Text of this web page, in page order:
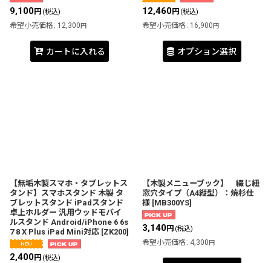
9,100円 (税込)
希望小売価格 : 12,300円
カートに入れる
12,460円 (税込)
希望小売価格 : 16,900円
オプション選択
【無垢木製スマホ・タブレットス
タンド】スマホスタンド 木製 タ
ブレットスタンド iPadスタンド
卓上ホルダー 汎用ウッドモバイ
ルスタンド Android/iPhone 6 6s
7 8 X Plus iPad Mini対応 [ZK200]
2,400円 (税込)
【木製メニューブック】 綴じ紐
窓穴タイプ（A4縦型）：焼杉仕
様 [MB300YS]
3,140円 (税込)
希望小売価格 : 4,300円